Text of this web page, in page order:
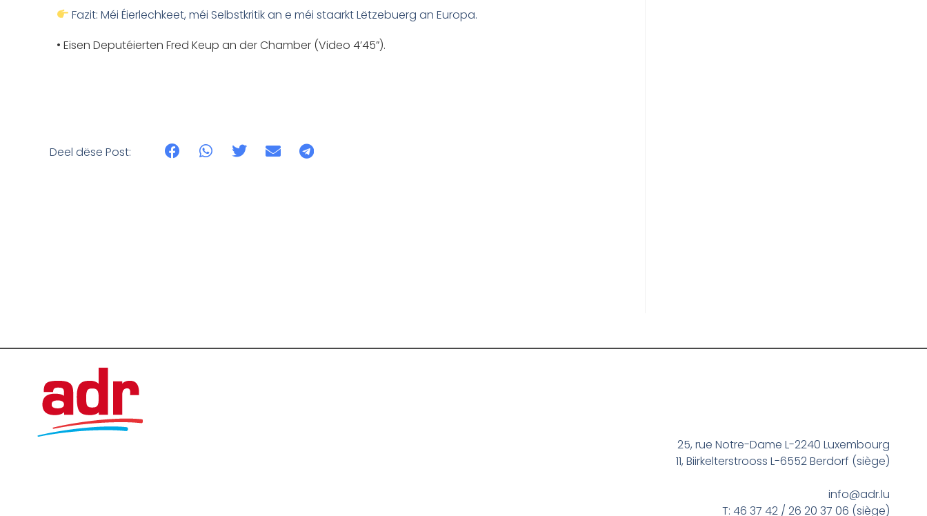
Fazit: Méi Éierlechkeet, méi Selbstkritik an e méi staarkt Lëtzebuerg an Europa.
• Eisen Deputéierten Fred Keup an der Chamber (Video 4’45”).
Deel dëse Post:
25, rue Notre-Dame L-2240 Luxembourg
11, Biirkelterstrooss L-6552 Berdorf (siège)
info@adr.lu
T: 46 37 42 / 26 20 37 06 (siège)